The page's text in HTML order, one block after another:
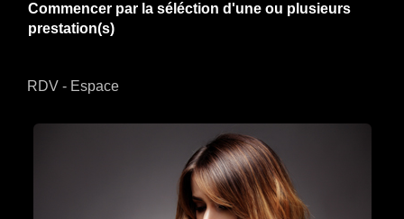
Commencer par la séléction d'une ou plusieurs
prestation(s)
RDV - Espace